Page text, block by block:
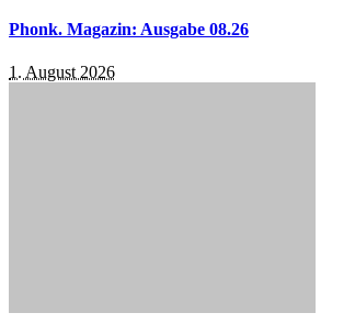
Phonk. Magazin: Ausgabe 08.26
1. August 2026